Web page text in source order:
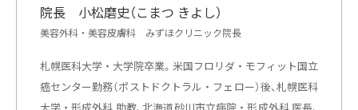
院長 小松磨史（こまつ きよし）
美容外科・美容皮膚科 みずほクリニック院長
札幌医科大学・大学院卒業。米国フロリダ・モフィット国立
癌センター勤務（ポストドクトラル・フェロー）後、札幌医科
大学・形成外科 助教、北海道砂川市立病院・形成外科 医長、